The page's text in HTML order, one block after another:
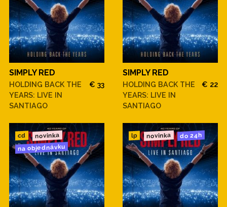
SIMPLY RED
HOLDING BACK THE
YEARS: LIVE IN
SANTIAGO
€ 33
SIMPLY RED
HOLDING BACK THE
YEARS: LIVE IN
SANTIAGO
€ 22
cd novinka
na objednávku
lp novinka do 24h